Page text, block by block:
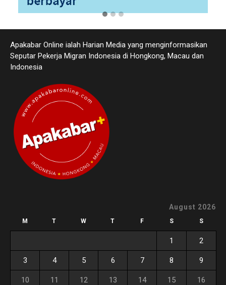
Apakabar Online ialah Harian Media yang menginformasikan
Seputar Pekerja Migran Indonesia di Hongkong, Macau dan
Indonesia
August 2026
M T W T F S S
1 2
3 4 5 6 7 8 9
10 11 12 13 14 15 16